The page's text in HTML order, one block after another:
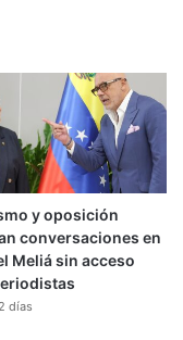
y oposición
conversaciones en
Meliá sin acceso
días